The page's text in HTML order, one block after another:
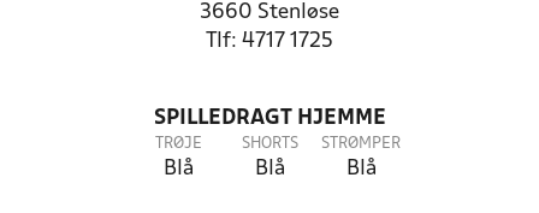
3660 Stenløse
Tlf: 4717 1725
SPILLEDRAGT HJEMME
TRØJE
Blå
SHORTS
Blå
STRØMPER
Blå